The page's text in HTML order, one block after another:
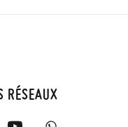
RÉSEAUX